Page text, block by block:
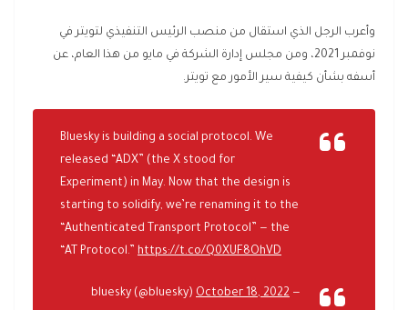
وأعرب الرجل الذي استقال من منصب الرئيس التنفيذي لتويتر في
نوفمبر 2021، ومن مجلس إدارة الشركة في مايو من هذا العام، عن
أسفه بشأن كيفية سير الأمور مع تويتر.
Bluesky is building a social protocol. We
released “ADX” (the X stood for
Experiment) in May. Now that the design is
starting to solidify, we’re renaming it to the
“Authenticated Transport Protocol” — the
“AT Protocol.” https://t.co/Q0XUF8OhVD
— bluesky (@bluesky)
October 18, 2022